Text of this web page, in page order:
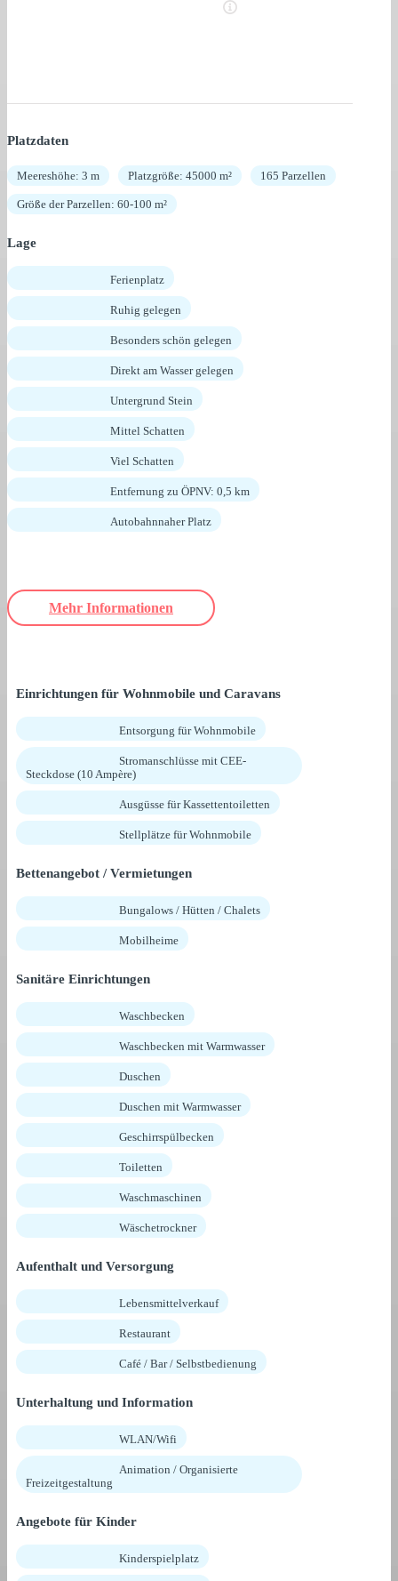
Platzdaten
Meereshöhe: 3 m Platzgröße: 45000 m² 165 Parzellen
Größe der Parzellen: 60-100 m²
Lage
Ferienplatz
Ruhig gelegen
Besonders schön gelegen
Direkt am Wasser gelegen
Untergrund Stein
Mittel Schatten
Viel Schatten
Entfernung zu ÖPNV: 0,5 km
Autobahnnaher Platz
Mehr Informationen
Einrichtungen für Wohnmobile und Caravans
Entsorgung für Wohnmobile
Stromanschlüsse mit CEE-
Steckdose (10 Ampère)
Ausgüsse für Kassettentoiletten
Stellplätze für Wohnmobile
Bettenangebot / Vermietungen
Bungalows / Hütten / Chalets
Mobilheime
Sanitäre Einrichtungen
Waschbecken
Waschbecken mit Warmwasser
Duschen
Duschen mit Warmwasser
Geschirrspülbecken
Toiletten
Waschmaschinen
Wäschetrockner
Aufenthalt und Versorgung
Lebensmittelverkauf
Restaurant
Café / Bar / Selbstbedienung
Unterhaltung und Information
WLAN/Wifi
Animation / Organisierte
Freizeitgestaltung
Angebote für Kinder
Kinderspielplatz